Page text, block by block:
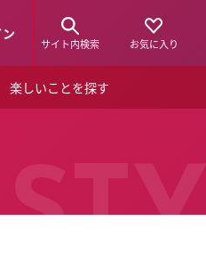
サイト内検索 お気に入り
楽しいことを探す
ショップニュース
ルクアスタイル